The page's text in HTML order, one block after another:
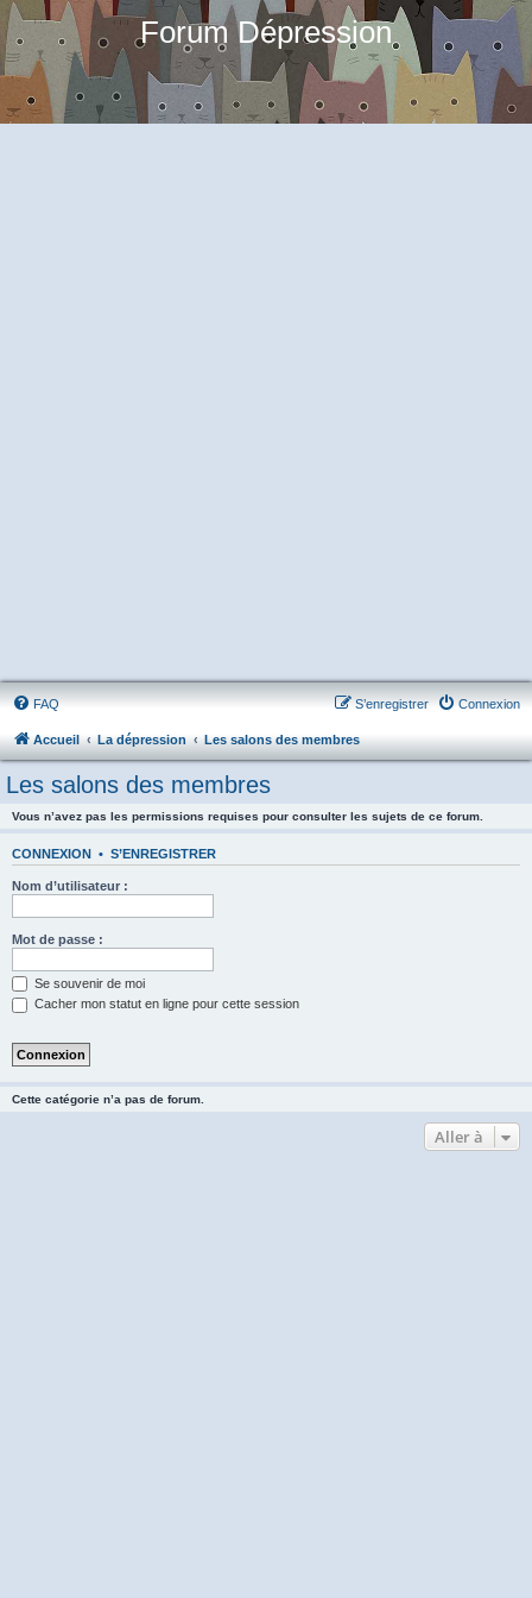
Forum Dépression
FAQ Connexion
S’enregistrer
Accueil La dépression Les salons des membres
Les salons des membres
Vous n’avez pas les permissions requises pour consulter les sujets de ce forum.
CONNEXION • S’ENREGISTRER
Nom d’utilisateur :
Mot de passe :
Se souvenir de moi
Cacher mon statut en ligne pour cette session
Cette catégorie n’a pas de forum.
Aller à